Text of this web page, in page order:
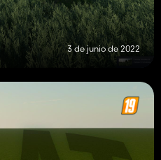
3 de junio de 2022